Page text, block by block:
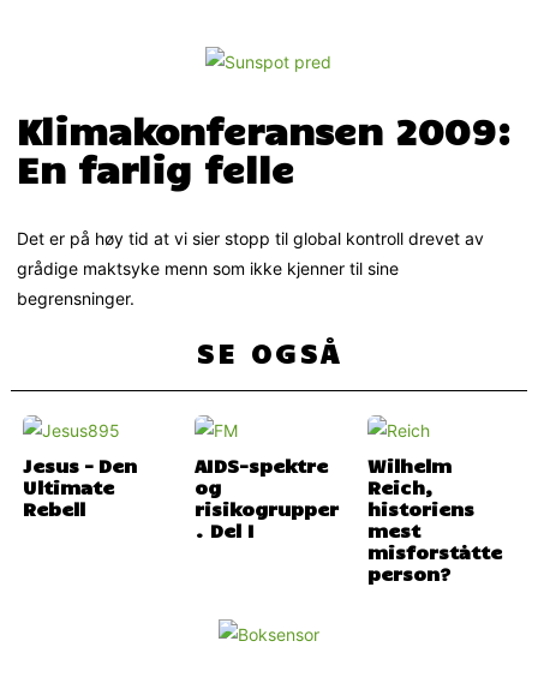
Klimakonferansen 2009:
En farlig felle
Det er på høy tid at vi sier stopp til global kontroll drevet av
grådige maktsyke menn som ikke kjenner til sine
begrensninger.
SE OGSÅ
Jesus – Den
Ultimate
Rebell
AIDS-spektre
og
risikogrupper
. Del I
Wilhelm
Reich,
historiens
mest
misforståtte
person?